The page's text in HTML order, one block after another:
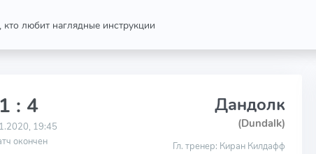
любит наглядные инструкции
1 : 4
19:45
окончен
Дандолк
(Dundalk)
Гл. тренер: Киран Килдафф